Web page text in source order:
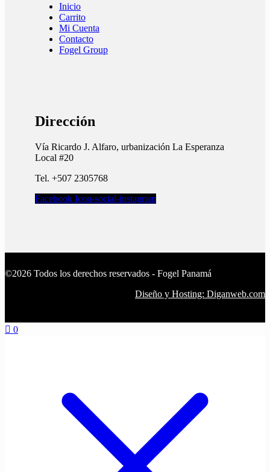
Inicio
Carrito
Mi Cuenta
Contacto
Fogel Group
Dirección
Vía Ricardo J. Alfaro, urbanización La Esperanza
Local #20
Tel. +507 2305768
Facebook Icon-social-instagram
©2026 Todos los derechos reservados - Fogel Panamá
Diseño y Hosting: Diganweb.com
0